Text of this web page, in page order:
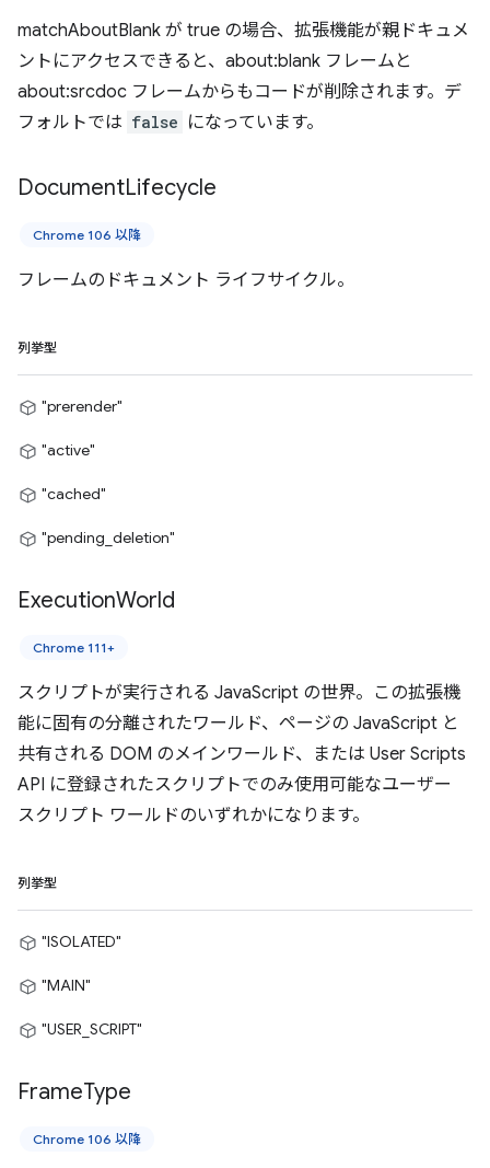
matchAboutBlank が true の場合、拡張機能が親ドキュメ
ントにアクセスできると、about:blank フレームと
about:srcdoc フレームからもコードが削除されます。デ
フォルトでは false になっています。
DocumentLifecycle
Chrome 106 以降
フレームのドキュメント ライフサイクル。
列挙型
"prerender"
"active"
"cached"
"pending_deletion"
ExecutionWorld
Chrome 111+
スクリプトが実行される JavaScript の世界。この拡張機
能に固有の分離されたワールド、ページの JavaScript と
共有される DOM のメインワールド、または User Scripts
API に登録されたスクリプトでのみ使用可能なユーザー
スクリプト ワールドのいずれかになります。
列挙型
"ISOLATED"
"MAIN"
"USER_SCRIPT"
FrameType
Chrome 106 以降